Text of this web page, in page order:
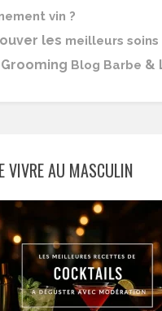
vin ?
les meilleurs
Blog Barbe &
VIVRE AU MASCULIN